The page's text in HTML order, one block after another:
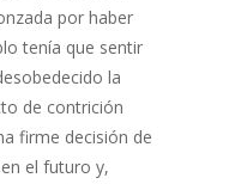
por haber
tenía que sentir
la
de contrición
firme decisión de
el futuro y,